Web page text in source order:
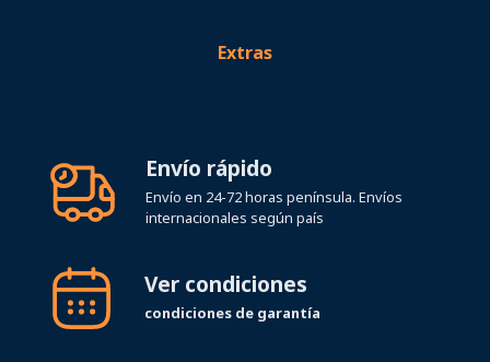
Extras
Envío rápido
Envío en 24-72 horas península. Envíos
internacionales según país
Ver condiciones
condiciones de garantía